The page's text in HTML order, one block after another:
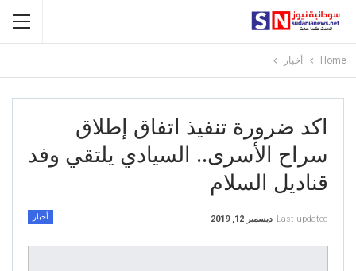
Home أخبار
اكد ضرورة تنفيذ اتفاق إطلاق
سراح الأسرى.. السيادي يلتقي وفد
قناديل السلام
أخبار Last updated ديسمبر 12, 2019